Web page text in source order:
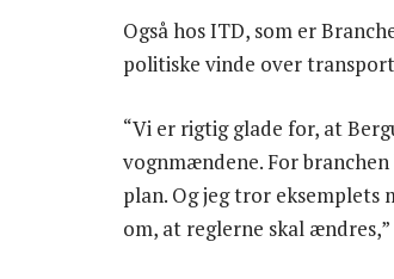
Også hos ITD, som er
politiske vinde over
“Vi er rigtig glade for, at
vognmændene. For
plan. Og jeg tror eksemplets
om, at reglerne skal